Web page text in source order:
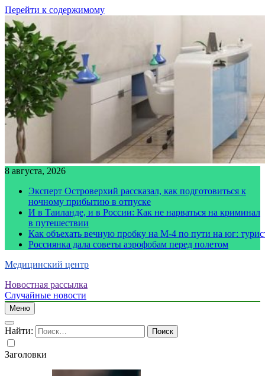
Перейти к содержимому
8 августа, 2026
Эксперт Островерхий рассказал, как подготовиться к
ночному прибытию в отпуске
И в Таиланде, и в России: Как не нарваться на криминал
в путешествии
Как объехать вечную пробку на М-4 по пути на юг:
Россиянка дала советы аэрофобам перед полетом
Медицинский центр
Новостная рассылка
Случайные новости
Меню
Найти:
Заголовки